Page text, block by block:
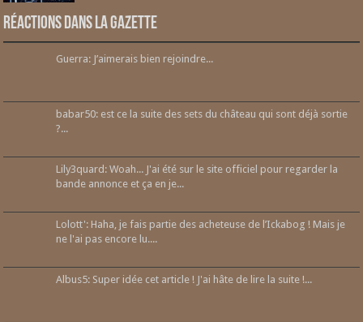
Réactions dans la gazette
Guerra: J’aimerais bien rejoindre...
babar50: est ce la suite des sets du château qui sont déjà sortie
?...
Lily3quard: Woah... J'ai été sur le site officiel pour regarder la
bande annonce et ça en je...
Lolott': Haha, je fais partie des acheteuse de l’Ickabog ! Mais je
ne l'ai pas encore lu....
Albus5: Super idée cet article ! J'ai hâte de lire la suite !...